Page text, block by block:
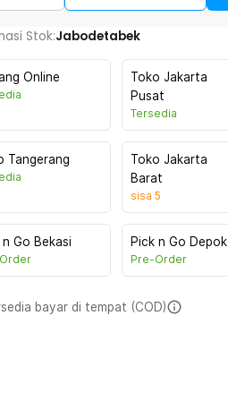
Stok:Jabodetabek
Online
Toko Jakarta
Pusat
Tersedia
Tangerang
Toko Jakarta
Barat
sisa 5
n Go Bekasi Pick n Go Depok
Pre-Order
bayar di tempat (COD)